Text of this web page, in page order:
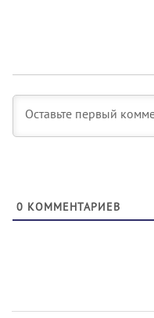
0 КОММЕНТАРИЕВ